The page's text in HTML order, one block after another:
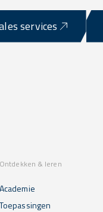
services
Ontdekken & leren
Academie
Toepassingen